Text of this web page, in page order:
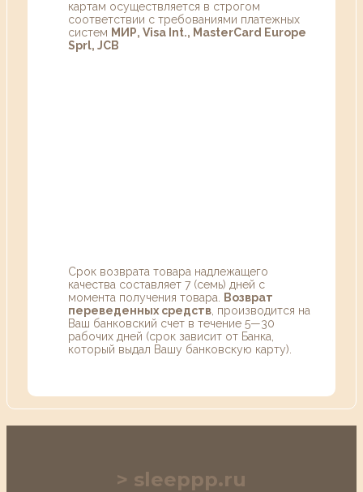
картам осуществляется в строгом
соответствии с требованиями платежных
систем МИР, Visa Int., MasterCard Europe
Sprl, JCB
Срок возврата товара надлежащего
качества составляет 7 (семь) дней с
момента получения товара.
Возврат
переведенных средств , производится на
Ваш банковский счет в течение 5—30
рабочих дней (срок зависит от Банка,
который выдал Вашу банковскую карту).
sleeppp.ru